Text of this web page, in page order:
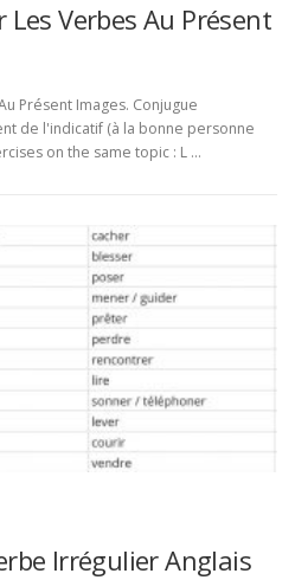
Verbes Au Présent
Présent Images. Conjugue
de l'indicatif (à la bonne personne
on the same topic : L …
Irrégulier Anglais